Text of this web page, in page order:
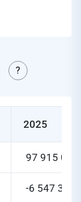
2025
97 915 014
-6 547 320